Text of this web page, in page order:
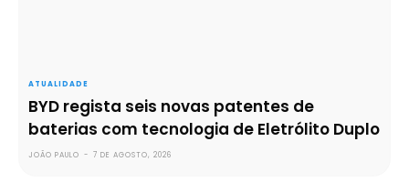
ATUALIDADE
BYD regista seis novas patentes de
baterias com tecnologia de Eletrólito Duplo
JOÃO PAULO - 7 DE AGOSTO, 2026